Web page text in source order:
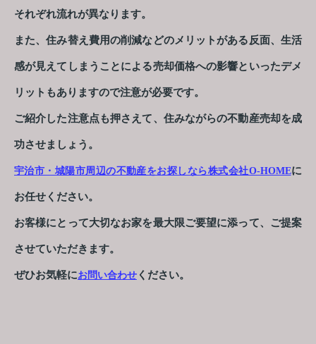
それぞれ流れが異なります。
また、住み替え費用の削減などのメリットがある反面、生活
感が見えてしまうことによる売却価格への影響といったデメ
リットもありますので注意が必要です。
ご紹介した注意点も押さえて、住みながらの不動産売却を成
功させましょう。
宇治市・城陽市周辺の不動産をお探しなら株式会社O-HOMEに
お任せください。
お客様にとって大切なお家を最大限ご要望に添って、ご提案
させていただきます。
ぜひお気軽にお問い合わせ ください。